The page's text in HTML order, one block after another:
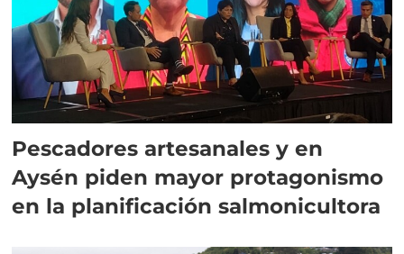
Pescadores artesanales y en
Aysén piden mayor protagonismo
en la planificación salmonicultora